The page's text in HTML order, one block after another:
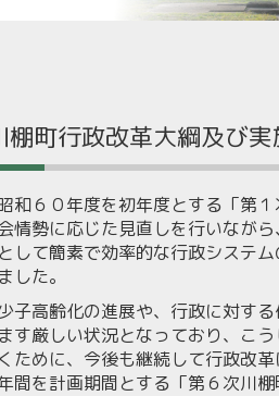
棚町行政改革大綱及び実
和６０年度を初年度とする「第
情勢に応じた見直しを行いなが
して簡素で効率的な行政システ
した。
子高齢化の進展や、行政に対す
す厳しい状況となっており、こ
ために、今後も継続して行政改
間を計画期間とする「第６次川